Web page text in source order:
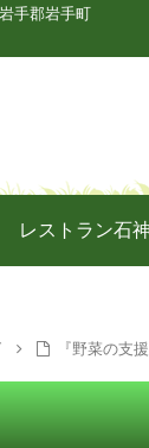
手郡岩手町
レストラン石
『野菜の支援